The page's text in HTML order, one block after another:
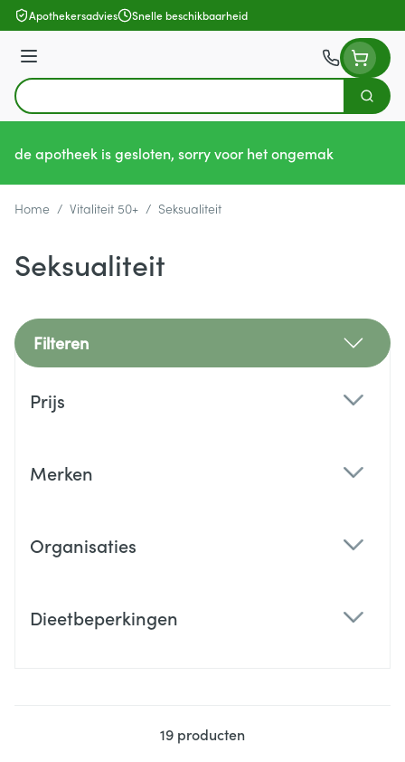
Ga naar de inhoud
Apothekersadvies Snelle beschikbaarheid
Menu
Product, merk, categorie...
Zoek
de apotheek is gesloten, sorry voor het ongemak
Home / Vitaliteit 50+ / Seksualiteit
Seksualiteit
Filteren
Prijs
Merken
Organisaties
Dieetbeperkingen
19 producten